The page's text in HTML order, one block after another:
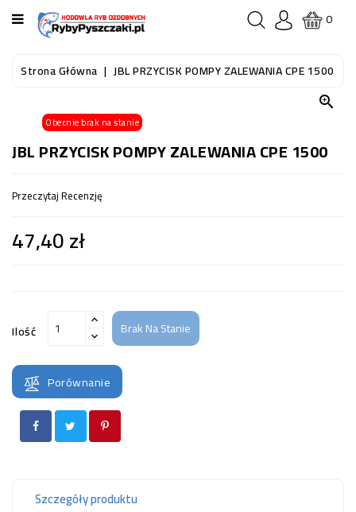
KATEGORIA
STRONA
RYBY
AKWARIOWE
DO
WODNEGO
I
(SPRZĘT)
OCZKO
WODNE
(SPRZĘT)
KONTAKT
0
Strona Główna JBL PRZYCISK POMPY ZALEWANIA CPE 1500
Obecnie brak na stanie

JBL PRZYCISK POMPY ZALEWANIA CPE 1500
Przeczytaj Recenzję
47,40 zł
Ilość Brak Na Stanie
Porównanie
Szczegóły produktu